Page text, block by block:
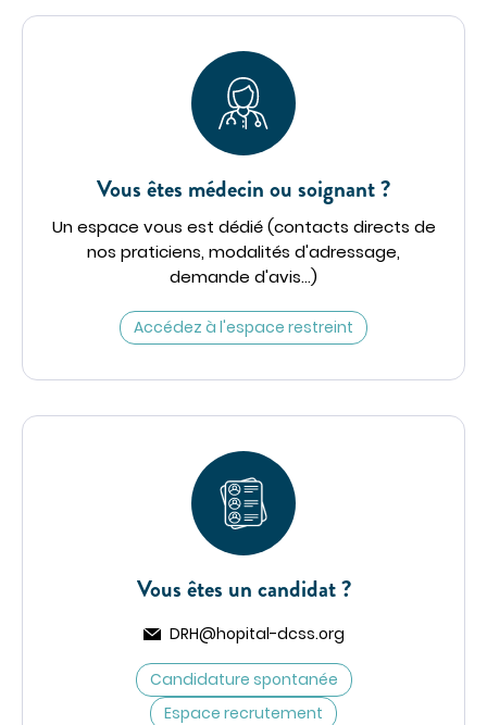
Vous êtes médecin ou soignant ?
Un espace vous est dédié (contacts directs de
nos praticiens, modalités d'adressage,
demande d'avis...)
Accédez à l'espace restreint
Vous êtes un candidat ?
TypeDRH@hopital-dcss.org
Candidature spontanée
Espace recrutement